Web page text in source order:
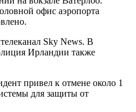
офис аэропорта
Sky News. В
Ирландии также
привел к отмене около 1
для защиты от